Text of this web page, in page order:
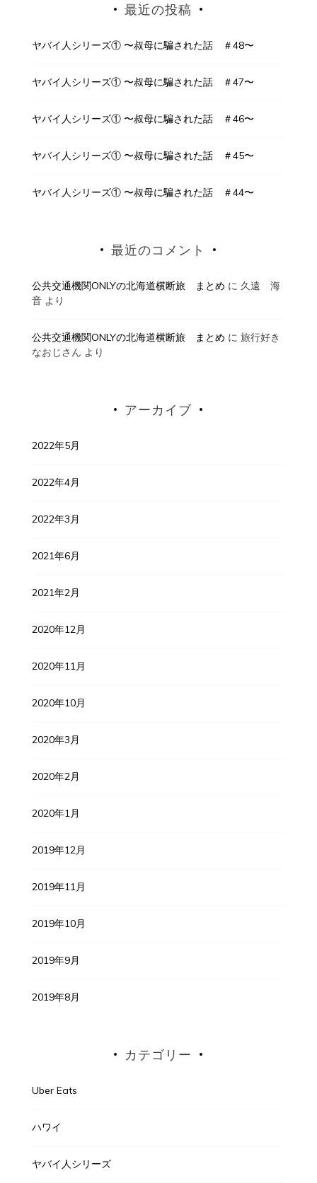
最近の投稿
ヤバイ人シリーズ① 〜叔母に騙された話 ＃48〜
ヤバイ人シリーズ① 〜叔母に騙された話 ＃47〜
ヤバイ人シリーズ① 〜叔母に騙された話 ＃46〜
ヤバイ人シリーズ① 〜叔母に騙された話 ＃45〜
ヤバイ人シリーズ① 〜叔母に騙された話 ＃44〜
最近のコメント
公共交通機関ONLYの北海道横断旅 まとめ に 久遠 海
音より
公共交通機関ONLYの北海道横断旅 まとめ に 旅行好き
なおじさん より
アーカイブ
2022年5月
2022年4月
2022年3月
2021年6月
2021年2月
2020年12月
2020年11月
2020年10月
2020年3月
2020年2月
2020年1月
2019年12月
2019年11月
2019年10月
2019年9月
2019年8月
カテゴリー
Uber Eats
ハワイ
ヤバイ人シリーズ